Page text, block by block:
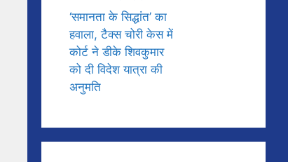
‘समानता के सिद्धांत’ का
हवाला, टैक्स चोरी केस में
कोर्ट ने डीके शिवकुमार
को दी विदेश यात्रा की
अनुमति